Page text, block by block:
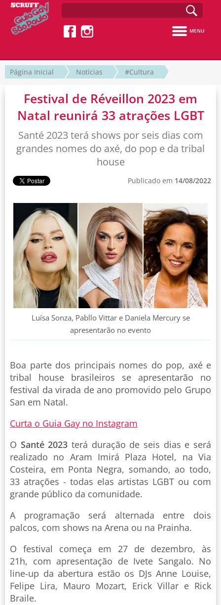
MENU
Página Inicial Notícias #Cultura
Festival de Réveillon 2023 em
Natal reunirá 33 atrações LGBT
Santé 2023 terá shows por seis dias com
grandes nomes do axé, do pop e da tribal
house
Publicado em 14/08/2022
Luísa Sonza, Pabllo Vittar e Daniela Mercury se
apresentarão no evento
Boa parte dos principais nomes do pop, axé e
tribal house brasileiros se apresentarão no
festival da virada de ano promovido pelo Grupo
San em Natal.
Curta o Guia Gay no Instagram
O Santé 2023 terá duração de seis dias e será
realizado no Aram Imirá Plaza Hotel, na Via
Costeira, em Ponta Negra, somando, ao todo,
33 atrações - todas elas artistas LGBT ou com
grande público da comunidade.
A programação será alternada entre dois
palcos, com shows na Arena ou na Prainha.
O festival começa em 27 de dezembro, às
21h, com apresentação de Ivete Sangalo. No
line-up da abertura estão os DJs Anne Louise,
Felipe Lira, Mauro Mozart, Erick Villar e Rick
Braile.